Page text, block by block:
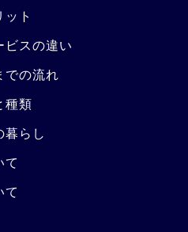
ト
ビスの違い
での流れ
種類
らし
て
て